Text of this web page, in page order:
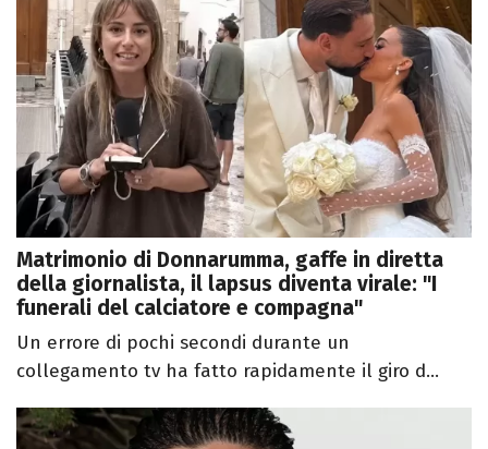
Matrimonio di Donnarumma, gaffe in diretta
della giornalista, il lapsus diventa virale: "I
funerali del calciatore e compagna"
Un errore di pochi secondi durante un
collegamento tv ha fatto rapidamente il giro d...